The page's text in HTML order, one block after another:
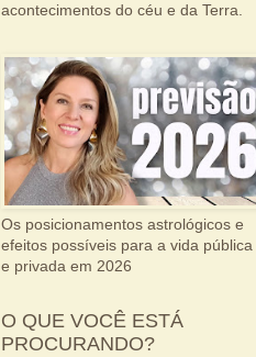
acontecimentos do céu e da Terra.
Os posicionamentos astrológicos e
efeitos possíveis para a vida pública
e privada em 2026
O QUE VOCÊ ESTÁ
PROCURANDO?